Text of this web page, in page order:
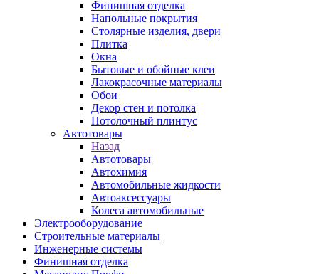
Финишная отделка
Напольные покрытия
Столярные изделия, двери
Плитка
Окна
Бытовые и обойные клеи
Лакокрасочные материалы
Обои
Декор стен и потолка
Потолочный плинтус
Автотовары
Назад
Автотовары
Автохимия
Автомобильные жидкости
Автоаксессуары
Колеса автомобильные
Электрооборудование
Строительные материалы
Инженерные системы
Финишная отделка